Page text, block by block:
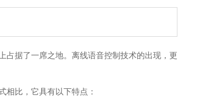
占据了一席之地。离线语音控制技术的出现，更
比，它具有以下特点：